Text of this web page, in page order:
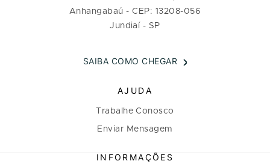
Anhangabaú - CEP: 13208-056
Jundiaí - SP
SAIBA COMO CHEGAR
AJUDA
Trabalhe Conosco
Enviar Mensagem
INFORMAÇÕES